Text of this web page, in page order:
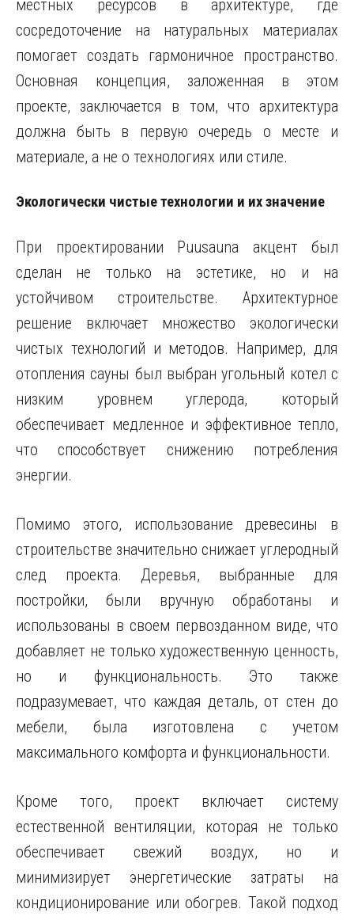
местных ресурсов в архитектуре, где
сосредоточение на натуральных материалах
помогает создать гармоничное пространство.
Основная концепция, заложенная в этом
проекте, заключается в том, что архитектура
должна быть в первую очередь о месте и
материале, а не о технологиях или стиле.
Экологически чистые технологии и их значение
При проектировании Puusauna акцент был
сделан не только на эстетике, но и на
устойчивом строительстве. Архитектурное
решение включает множество экологически
чистых технологий и методов. Например, для
отопления сауны был выбран угольный котел с
низким уровнем углерода, который
обеспечивает медленное и эффективное тепло,
что способствует снижению потребления
энергии.
Помимо этого, использование древесины в
строительстве значительно снижает углеродный
след проекта. Деревья, выбранные для
постройки, были вручную обработаны и
использованы в своем первозданном виде, что
добавляет не только художественную ценность,
но и функциональность. Это также
подразумевает, что каждая деталь, от стен до
мебели, была изготовлена с учетом
максимального комфорта и функциональности.
Кроме того, проект включает систему
естественной вентиляции, которая не только
обеспечивает свежий воздух, но и
минимизирует энергетические затраты на
кондиционирование или обогрев. Такой подход